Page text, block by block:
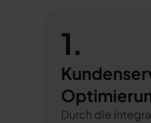
1.
Durch die